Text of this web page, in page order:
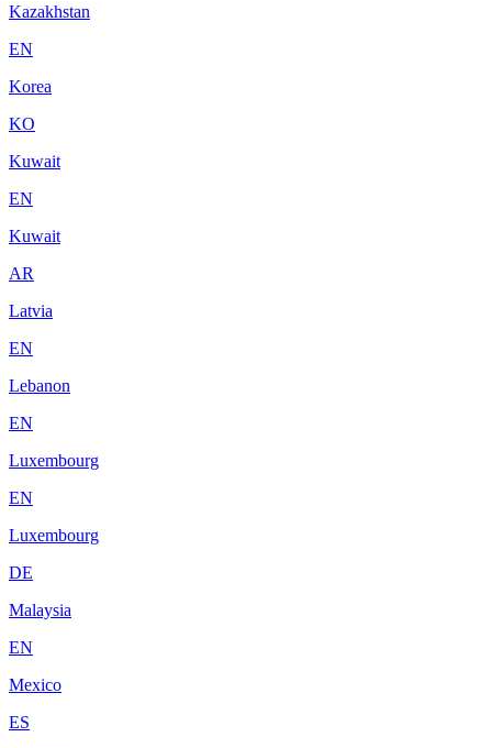
Kazakhstan
EN
Korea
KO
Kuwait
EN
Kuwait
AR
Latvia
EN
Lebanon
EN
Luxembourg
EN
Luxembourg
DE
Malaysia
EN
Mexico
ES